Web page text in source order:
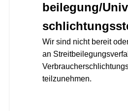
beilegung/
Wir sind nicht bereit
an
teilzunehmen.